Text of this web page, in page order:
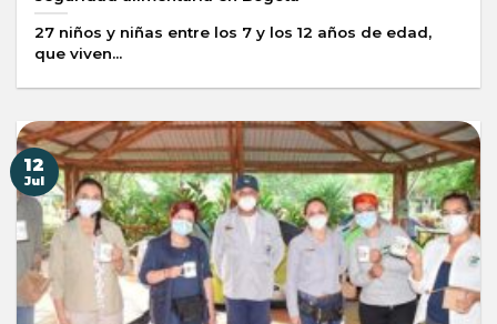
27 niños y niñas entre los 7 y los 12 años de edad,
que viven...
12
Jul